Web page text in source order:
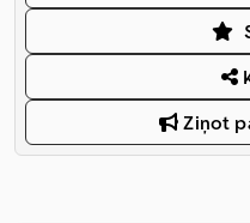
Ziņot